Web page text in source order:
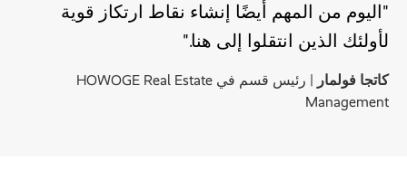
"اليوم من المهم أيضًا إنشاء نقاط ارتكاز قوية
لأولئك الذين انتقلوا إلى هنا."
كاتجا فولمار
| رئيس قسم في HOWOGE Real Estate
Management